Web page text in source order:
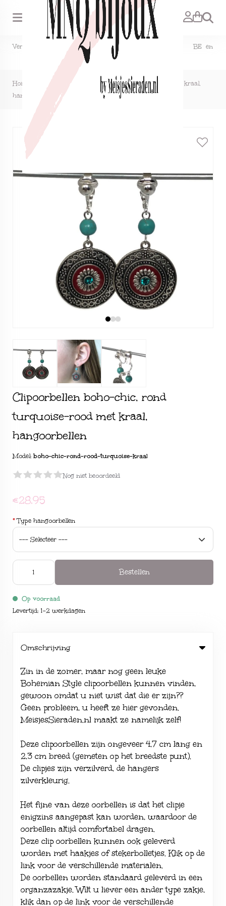
Zoeken
Verzendkosten NL €1,50, GRATIS bij bestelling vanaf €15. BE en
DE €2,95, GRATIS verzenden vanaf €50.
Home
Clipoorbellen boho-chic, rond turquoise-rood met kraal,
hangoorbellen
Clipoorbellen boho-chic, rond
turquoise-rood met kraal,
hangoorbellen
Model: boho-chic-rond-rood-turquoise-kraal
Nog niet beoordeeld
€28,95
*Type hangoorbellen
Bestellen
Op voorraad
Levertijd: 1-2 werkdagen
Omschrijving
Zin in de zomer, maar nog geen leuke
Bohemian Style clipoorbellen kunnen vinden,
gewoon omdat u niet wist dat die er zijn??
Geen probleem, u heeft ze hier gevonden.
MeisjesSieraden.nl maakt ze namelijk zelf!
Deze clipoorbellen zijn ongeveer 4,7 cm lang en
2,3 cm breed (gemeten op het breedste punt).
De clipjes zijn verzilverd, de hangers
zilverkleurig.
Het fijne van deze oorbellen is dat het clipje
enigzins aangepast kan worden, waardoor de
oorbellen altijd comfortabel dragen.
Deze clip oorbellen kunnen ook geleverd
worden met haakjes of stekerbolletjes. Klik op de
link voor de verschillende materialen.
De oorbellen worden standaard geleverd in een
organzazakje. Wilt u liever een ander type zakje,
klik dan op de link voor de verschillende